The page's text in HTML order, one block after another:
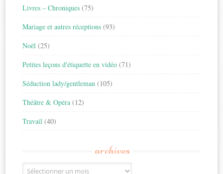
Livres – Chroniques (75)
Mariage et autres réceptions (93)
Noël (25)
Petites leçons d'étiquette en vidéo (71)
Séduction lady/gentleman (105)
Théâtre & Opéra (12)
Travail (40)
archives
Archives